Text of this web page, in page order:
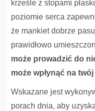
krześle z stopami
poziomie serca
że mankiet dobrze
prawidłowo
może prowadzić do
może wpłynąć na
Wskazane jest
porach dnia, aby